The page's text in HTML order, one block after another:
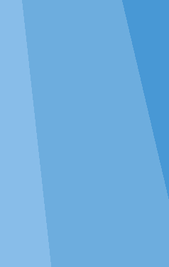
，无需切换工
异显著性字母的柱状图、相
机器学习自动绘制ROC曲
改编辑，完全满足各类期刊